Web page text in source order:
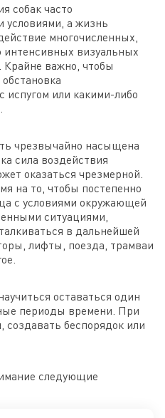
собак часто
условиями, а жизнь
многочисленных,
визуальных
Крайне важно, чтобы
испугом или какими-либо
чрезвычайно насыщена
сила воздействия
оказаться чрезмерной.
на то, чтобы постепенно
с условиями окружающей
ситуациями,
в дальнейшей
лифты, поезда, трамваи
оставаться один
периоды времени. При
создавать беспорядок или
следующие